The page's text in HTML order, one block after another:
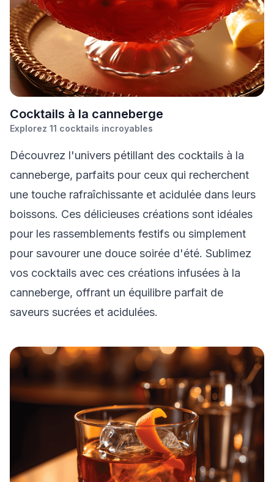
Cocktails à la canneberge
Explorez 11 cocktails incroyables
Découvrez l'univers pétillant des cocktails à la
canneberge, parfaits pour ceux qui recherchent
une touche rafraîchissante et acidulée dans leurs
boissons. Ces délicieuses créations sont idéales
pour les rassemblements festifs ou simplement
pour savourer une douce soirée d'été. Sublimez
vos cocktails avec ces créations infusées à la
canneberge, offrant un équilibre parfait de
saveurs sucrées et acidulées.